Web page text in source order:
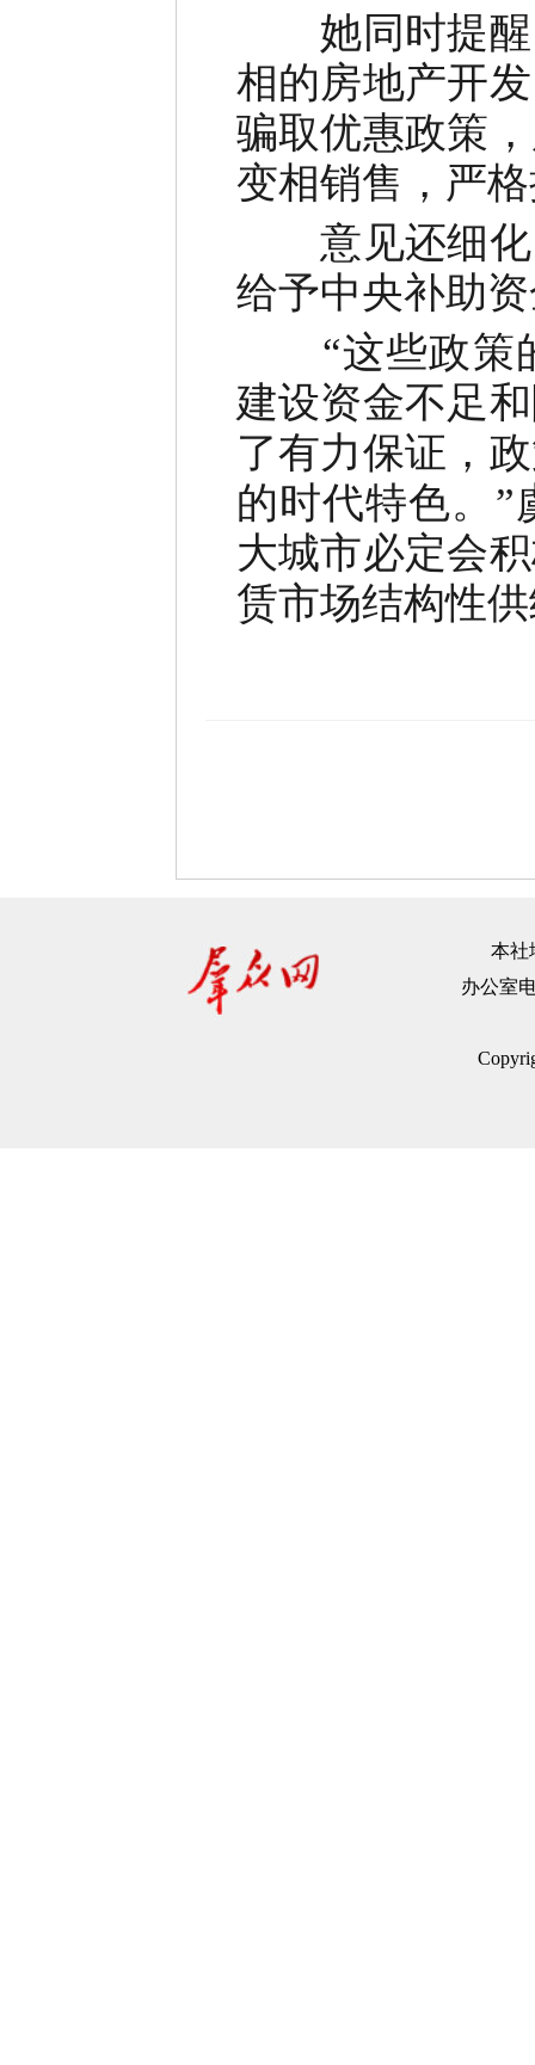
她同时提醒
相的房地产开
骗取优惠政策
变相销售，严
意见还细化
给予中央补助
“这些政策的
建设资金不足
了有力保证，
的时代特色。
大城市必定会
赁市场结构性
本社
办公室